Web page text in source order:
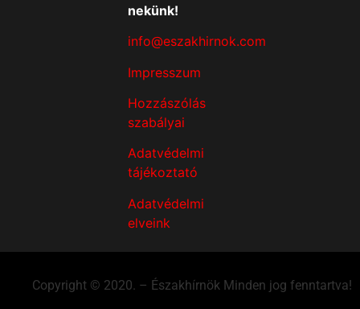
nekünk!
info@eszakhirnok.com
Impresszum
Hozzászólás
szabályai
Adatvédelmi
tájékoztató
Adatvédelmi
elveink
Copyright © 2020. – Északhírnök Minden jog fenntartva!